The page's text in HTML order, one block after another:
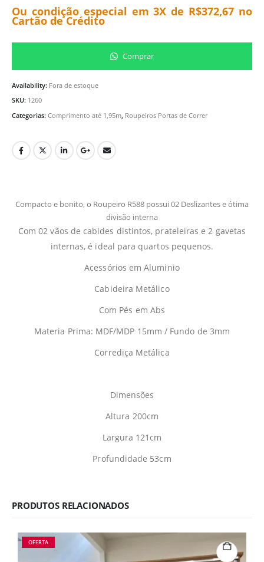
Ou condição especial em 3X de R$372,67 no
Cartão de Crédito
Comprar
Availability: Fora de estoque
SKU: 1260
Categorias: Comprimento até 1,95m, Roupeiros Portas de Correr
Compacto e bonito, o Roupeiro R588 possui 02 Deslizantes e ótima
divisão interna
Com 02 vãos de cabides distintos, prateleiras e 2 gavetas
internas, é ideal para quartos pequenos.
Acessórios em Aluminio
Cabideira Metálico
Com Pés em Abs
Materia Prima: MDF/MDP 15mm / Fundo de 3mm
Corrediça Metálica
Dimensões
Altura 200cm
Largura 121cm
Profundidade 53cm
PRODUTOS RELACIONADOS
OFERTA